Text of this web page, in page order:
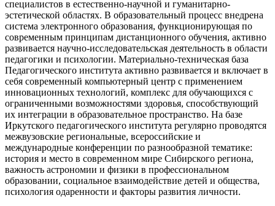
специалистов в естественно-научной и гуманитарно-
эстетической областях. В образовательный процесс внедрена
система электронного образования, функционирующая по
современным принципам дистанционного обучения, активно
развивается научно-исследовательская деятельность в области
педагогики и психологии. Материально-техническая база
Педагогического института активно развивается и включает в
себя современный компьютерный центр с применением
инновационных технологий, комплекс для обучающихся с
ограниченными возможностями здоровья, способствующий
их интеграции в образовательное пространство. На базе
Иркутского педагогического института регулярно проводятся
межвузовские региональные, всероссийские и
международные конференции по разнообразной тематике:
история и место в современном мире Сибирского региона,
важность астрономии и физики в профессиональном
образовании, социальное взаимодействие детей и общества,
психология одаренности и факторы развития личности.